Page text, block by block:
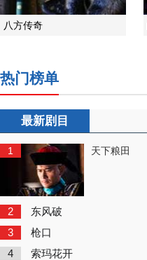
八方传奇
热门榜单
最新剧目
1 天下粮田
2 东风破
3 枪口
4 索玛花开